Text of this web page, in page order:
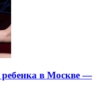
ребенка в Москве —